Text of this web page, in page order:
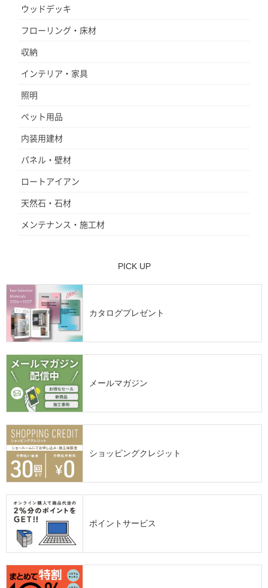
ウッドデッキ
フローリング・床材
収納
インテリア・家具
照明
ペット用品
内装用建材
パネル・壁材
ロートアイアン
天然石・石材
メンテナンス・施工材
PICK UP
カタログプレゼント
メールマガジン
ショッピングクレジット
ポイントサービス